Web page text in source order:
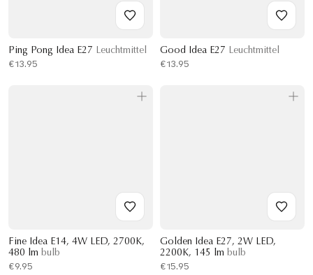
Ping Pong Idea E27 Leuchtmittel
€13.95
Good Idea E27 Leuchtmittel
€13.95
Fine Idea E14, 4W LED, 2700K,
480 lm bulb
€9.95
Golden Idea E27, 2W LED,
2200K, 145 lm bulb
€15.95